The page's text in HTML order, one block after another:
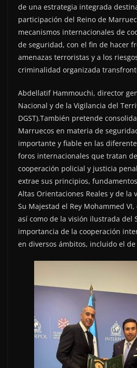
de una estrategia integrada
participación del Reino de
mecanismos internacionales de
de seguridad, con el fin de hacer
amenazas terroristas y a los
criminalidad organizada
Abdellatif Hammouchi, director
Nacional y de la Vigilancia del
DGST).También pretende
Marruecos en materia de
importante y fiable en las
foros internacionales que tratan
cooperación policial y justicia
extrae sus principios,
Altas Orientaciones Reales y de la
Su Majestad el Rey Mohammed
así como de la visión ilustrada del
importancia de la cooperación
en diversos ámbitos, incluido el